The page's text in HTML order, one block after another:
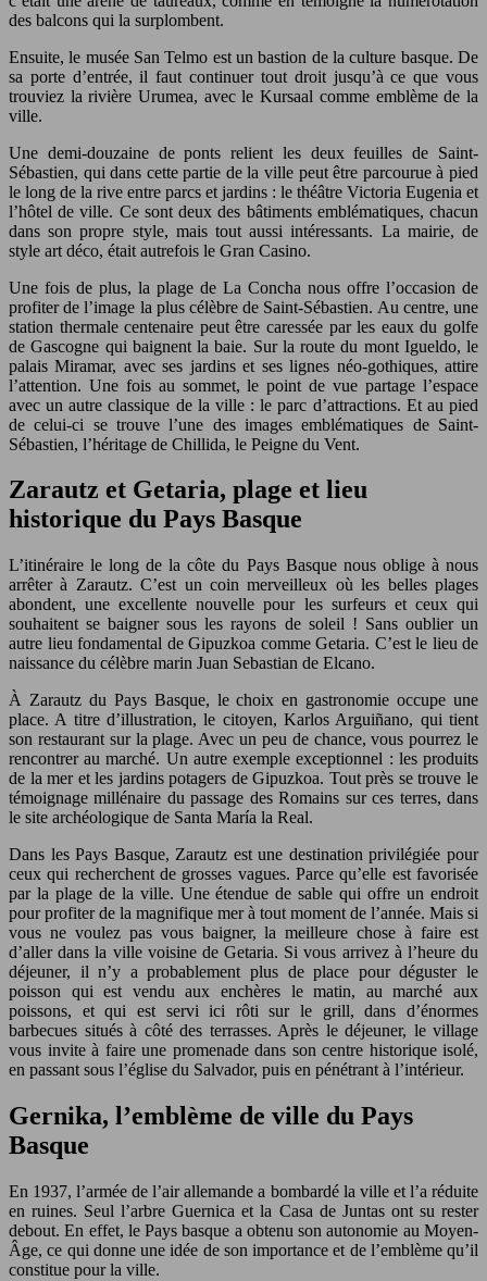
des balcons qui la surplombent.
Ensuite, le musée San Telmo est un bastion de la culture basque. De
sa porte d’entrée, il faut continuer tout droit jusqu’à ce que vous
trouviez la rivière Urumea, avec le Kursaal comme emblème de la
ville.
Une demi-douzaine de ponts relient les deux feuilles de Saint-
Sébastien, qui dans cette partie de la ville peut être parcourue à pied
le long de la rive entre parcs et jardins : le théâtre Victoria Eugenia et
l’hôtel de ville. Ce sont deux des bâtiments emblématiques, chacun
dans son propre style, mais tout aussi intéressants. La mairie, de
style art déco, était autrefois le Gran Casino.
Une fois de plus, la plage de La Concha nous offre l’occasion de
profiter de l’image la plus célèbre de Saint-Sébastien. Au centre, une
station thermale centenaire peut être caressée par les eaux du golfe
de Gascogne qui baignent la baie. Sur la route du mont Igueldo, le
palais Miramar, avec ses jardins et ses lignes néo-gothiques, attire
l’attention. Une fois au sommet, le point de vue partage l’espace
avec un autre classique de la ville : le parc d’attractions. Et au pied
de celui-ci se trouve l’une des images emblématiques de Saint-
Sébastien, l’héritage de Chillida, le Peigne du Vent.
Zarautz et Getaria, plage et lieu
historique du Pays Basque
L’itinéraire le long de la côte du Pays Basque nous oblige à nous
arrêter à Zarautz. C’est un coin merveilleux où les belles plages
abondent, une excellente nouvelle pour les surfeurs et ceux qui
souhaitent se baigner sous les rayons de soleil ! Sans oublier un
autre lieu fondamental de Gipuzkoa comme Getaria. C’est le lieu de
naissance du célèbre marin Juan Sebastian de Elcano.
À Zarautz du Pays Basque, le choix en gastronomie occupe une
place. A titre d’illustration, le citoyen, Karlos Arguiñano, qui tient
son restaurant sur la plage. Avec un peu de chance, vous pourrez le
rencontrer au marché. Un autre exemple exceptionnel : les produits
de la mer et les jardins potagers de Gipuzkoa. Tout près se trouve le
témoignage millénaire du passage des Romains sur ces terres, dans
le site archéologique de Santa María la Real.
Dans les Pays Basque, Zarautz est une destination privilégiée pour
ceux qui recherchent de grosses vagues. Parce qu’elle est favorisée
par la plage de la ville. Une étendue de sable qui offre un endroit
pour profiter de la magnifique mer à tout moment de l’année. Mais si
vous ne voulez pas vous baigner, la meilleure chose à faire est
d’aller dans la ville voisine de Getaria. Si vous arrivez à l’heure du
déjeuner, il n’y a probablement plus de place pour déguster le
poisson qui est vendu aux enchères le matin, au marché aux
poissons, et qui est servi ici rôti sur le grill, dans d’énormes
barbecues situés à côté des terrasses. Après le déjeuner, le village
vous invite à faire une promenade dans son centre historique isolé,
en passant sous l’église du Salvador, puis en pénétrant à l’intérieur.
Gernika, l’emblème de ville du Pays
Basque
En 1937, l’armée de l’air allemande a bombardé la ville et l’a réduite
en ruines. Seul l’arbre Guernica et la Casa de Juntas ont su rester
debout. En effet, le Pays basque a obtenu son autonomie au Moyen-
Âge, ce qui donne une idée de son importance et de l’emblème qu’il
constitue pour la ville.